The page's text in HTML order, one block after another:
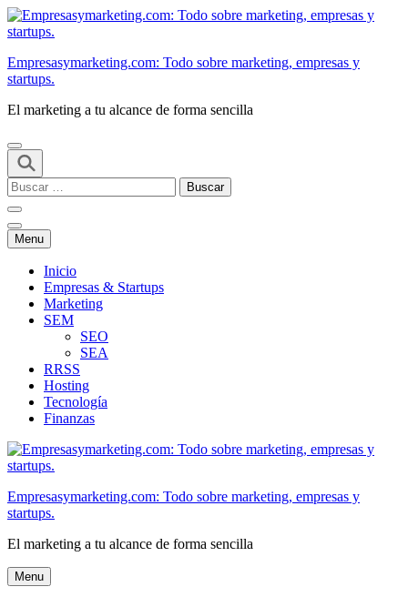
Saltar
al
(presiona
Intro)
Empresasymarketing.com: Todo sobre marketing, empresas y
startups.
El marketing a tu alcance de forma sencilla
Buscar:
Menu
Inicio
Empresas & Startups
Marketing
SEM
SEO
SEA
RRSS
Hosting
Tecnología
Finanzas
Empresasymarketing.com: Todo sobre marketing, empresas y
startups.
El marketing a tu alcance de forma sencilla
Menu